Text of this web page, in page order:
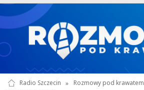
Radio Szczecin » Rozmowy pod krawatem